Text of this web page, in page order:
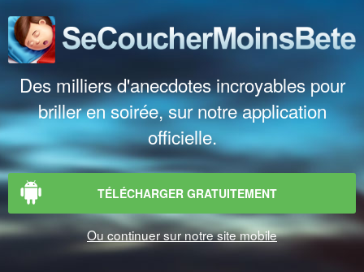
Des milliers d'anecdotes incroyables pour
briller en soirée, sur notre application
officielle.
TÉLÉCHARGER GRATUITEMENT
Ou continuer sur notre site mobile